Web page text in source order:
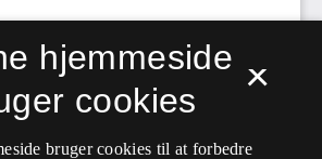
×
hjemmeside
cookies
bruger cookies til at forbedre